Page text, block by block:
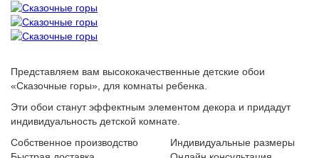
Представляем вам высококачественные детские обои
«Сказочные горы», для комнаты ребенка.
Эти обои станут эффектным элементом декора и придадут
индивидуальность детской комнате.
Собственное производство
Индивидуальные размеры